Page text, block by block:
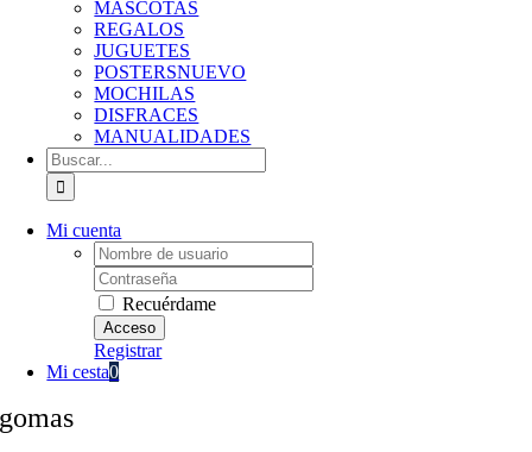
MASCOTAS
REGALOS
JUGUETES
POSTERSNUEVO
MOCHILAS
DISFRACES
MANUALIDADES
Buscar:
Mi cuenta
Username:
Password:
Recuérdame
Registrar
Mi cesta0
gomas